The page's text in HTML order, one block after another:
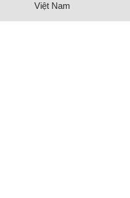
Việt Nam